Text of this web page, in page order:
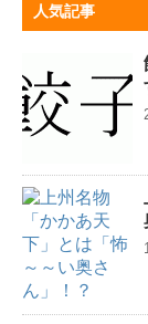
人気記事